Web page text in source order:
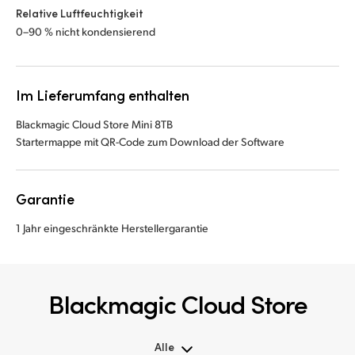
Relative Luftfeuchtigkeit
0–90 % nicht kondensierend
Im Lieferumfang enthalten
Blackmagic Cloud Store Mini 8TB
Startermappe mit QR-Code zum Download der Software
Garantie
1 Jahr eingeschränkte Herstellergarantie
Blackmagic Cloud Store
Alle